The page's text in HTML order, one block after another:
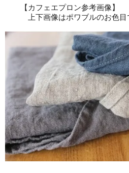
【カフェエプロン参考画像】
上下画像はポワブルのお色目